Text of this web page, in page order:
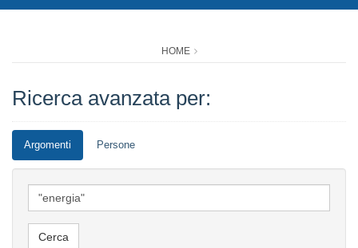
HOME
Ricerca avanzata per:
Argomenti Persone